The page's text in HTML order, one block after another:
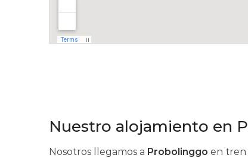
Nuestro alojamiento en
Nosotros llegamos a Probolinggo en tren